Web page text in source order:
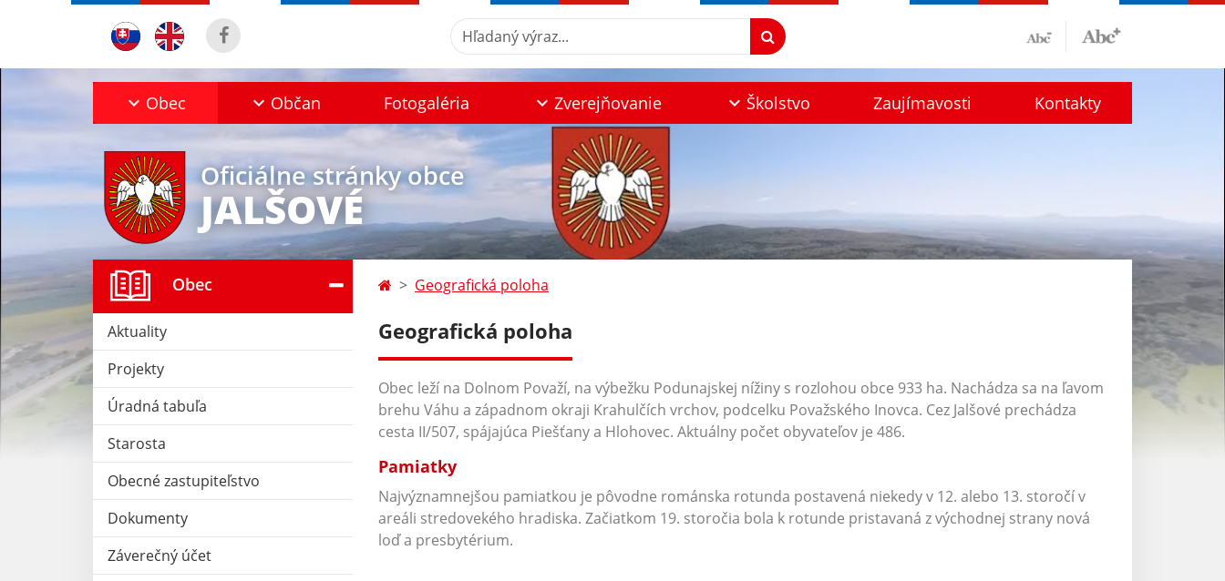
Hľadaný výraz...
Obec Občan Fotogaléria Zverejňovanie Školstvo Zaujímavosti Kontakty
Oficiálne stránky obce
JALŠOVÉ
Obec
Aktuality
Projekty
Úradná tabuľa
Starosta
Obecné zastupiteľstvo
Dokumenty
Záverečný účet
Geografická poloha
Geografická poloha
Obec leží na Dolnom Považí, na výbežku Podunajskej nížiny s rozlohou obce 933 ha. Nachádza sa na ľavom
brehu Váhu a západnom okraji Krahulčích vrchov, podcelku Považského Inovca. Cez Jalšové prechádza
cesta II/507, spájajúca Piešťany a Hlohovec. Aktuálny počet obyvateľov je 486.
Pamiatky
Najvýznamnejšou pamiatkou je pôvodne románska rotunda postavená niekedy v 12. alebo 13. storočí v
areáli stredovekého hradiska. Začiatkom 19. storočia bola k rotunde pristavaná z východnej strany nová
loď a presbytérium.